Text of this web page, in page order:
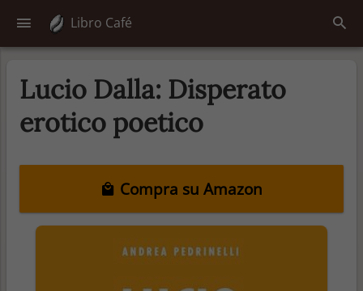
Libro Café
Lucio Dalla: Disperato
erotico poetico
Compra su Amazon